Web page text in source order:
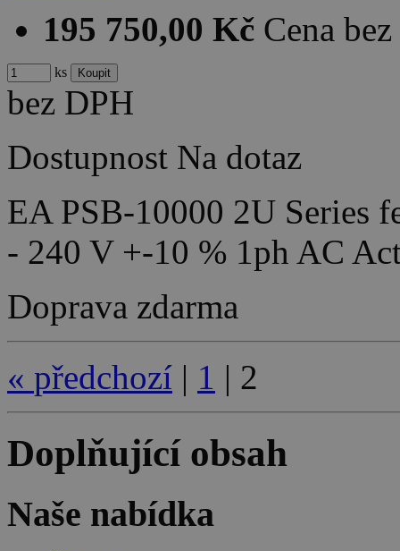
195 750,00 Kč Cena
ks
bez DPH
Dostupnost Na dotaz
EA PSB-10000 2U Series
- 240 V +-10 % 1ph AC
Doprava zdarma
« předchozí | 1 | 2
Doplňující obsah
Naše nabídka